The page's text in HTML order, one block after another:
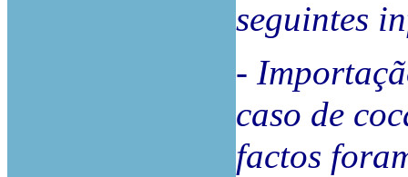
seguintes
-
caso de
factos